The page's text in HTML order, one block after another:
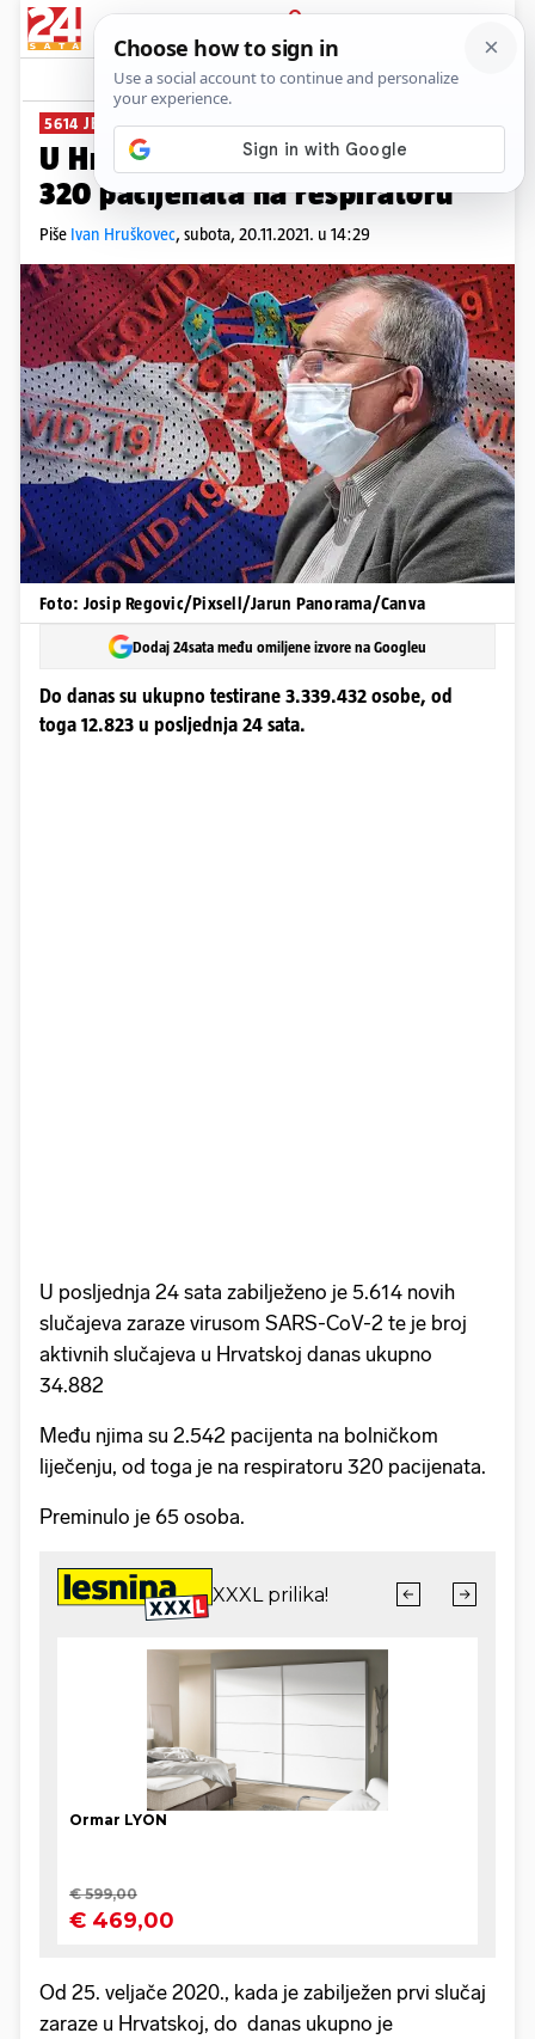
PRIJAVA
News Komentari
5614 JE NOVOZARAŽENIH
U Hrvatskoj umrlo još 65 ljudi,
320 pacijenata na respiratoru
Piše Ivan Hruškovec, subota, 20.11.2021. u 14:29
Foto: Josip Regovic/Pixsell/Jarun Panorama/Canva
Dodaj 24sata među omiljene izvore na Googleu
Do danas su ukupno testirane 3.339.432 osobe, od
toga 12.823 u posljednja 24 sata.
U posljednja 24 sata zabilježeno je 5.614 novih
slučajeva zaraze virusom SARS-CoV-2 te je broj
aktivnih slučajeva u Hrvatskoj danas ukupno
34.882
Među njima su 2.542 pacijenta na bolničkom
liječenju, od toga je na respiratoru 320 pacijenata.
Preminulo je 65 osoba.
Od 25. veljače 2020., kada je zabilježen prvi slučaj
zaraze u Hrvatskoj, do danas ukupno je